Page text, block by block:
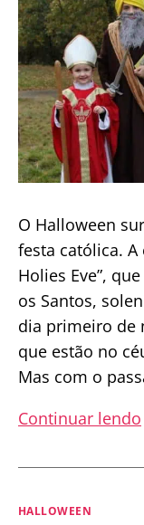
O Halloween
festa católica. A
Holies Eve”,
os Santos,
dia primeiro de
que estão no
Mas com o
Continuar lendo
Categorias
HALLOWEEN